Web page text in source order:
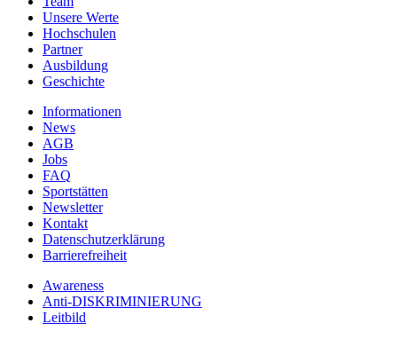
Unsere Werte
Hochschulen
Partner
Ausbildung
Geschichte
Informationen
News
AGB
Jobs
FAQ
Sportstätten
Newsletter
Kontakt
Datenschutzerklärung
Barrierefreiheit
Awareness
Anti-DISKRIMINIERUNG
Leitbild